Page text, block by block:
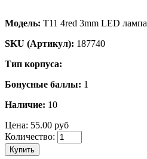
Модель: T11 4red 3mm LED лампа
SKU (Артикул): 187740
Тип корпуса:
Бонусные баллы: 1
Наличие: 10
Цена: 55.00 руб
Количество:
Купить